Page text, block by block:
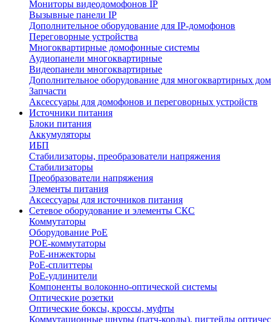
Мониторы видеодомофонов IP
Вызывные панели IP
Дополнительное оборудование для IP-домофонов
Переговорные устройства
Многоквартирные домофонные системы
Аудиопанели многоквартирные
Видеопанели многоквартирные
Дополнительное оборудование для многоквартирных
Запчасти
Аксессуары для домофонов и переговорных устройств
Источники питания
Блоки питания
Аккумуляторы
ИБП
Стабилизаторы, преобразователи напряжения
Стабилизаторы
Преобразователи напряжения
Элементы питания
Аксессуары для источников питания
Сетевое оборудование и элементы СКС
Коммутаторы
Оборудование PoE
POE-коммутаторы
PoE-инжекторы
PoE-сплиттеры
PoE-удлинители
Компоненты волоконно-оптической системы
Оптические розетки
Оптические боксы, кроссы, муфты
Коммутационные шнуры (патч-корды), пигтейлы